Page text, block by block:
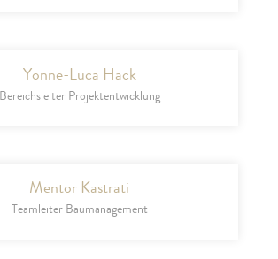
Yonne-Luca Hack
Bereichsleiter Projektentwicklung
Mentor Kastrati
Teamleiter Baumanagement